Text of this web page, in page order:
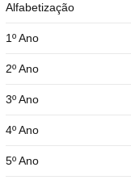
Alfabetização
1º Ano
2º Ano
3º Ano
4º Ano
5º Ano